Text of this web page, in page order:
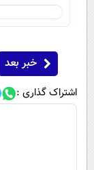
خبر بعد
اشتراک گذاری :